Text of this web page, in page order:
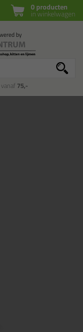
0 producten
in winkelwagen
vanaf75,-